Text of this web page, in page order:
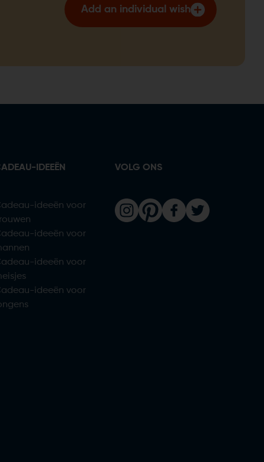
Add an individual wish
IDEEËN
ideeën voor
ideeën voor
ideeën voor
ideeën voor
VOLG ONS